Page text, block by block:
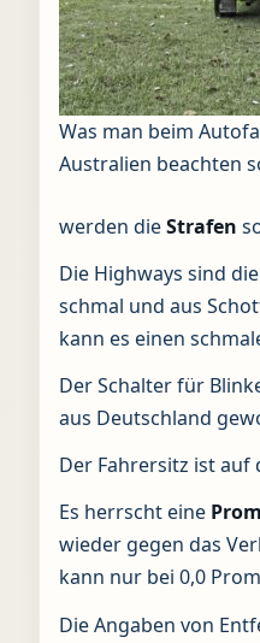
Was man beim
Australien beachten
werden dieStrafen
Die Highways sind
schmal und aus
kann es einen
Der Schalter für
aus Deutschland
Der Fahrersitz ist auf
Es herrscht eine
wieder gegen das
kann nur bei 0,0
Die Angaben von